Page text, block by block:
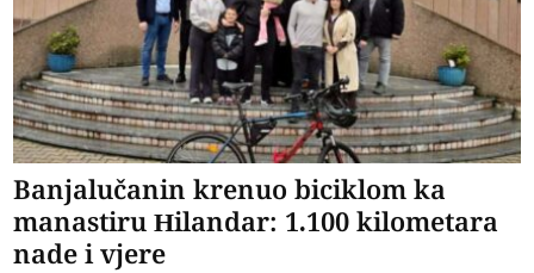
Banjalučanin krenuo biciklom ka
manastiru Hilandar: 1.100 kilometara
nade i vjere